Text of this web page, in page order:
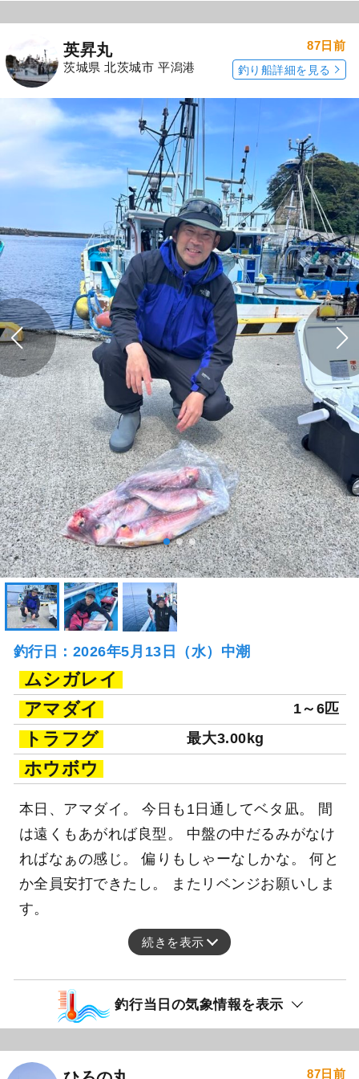
英昇丸
茨城県 北茨城市 平潟港
87日前
釣り船詳細を見る
釣行日：2026年5月13日（水）中潮
ムシガレイ
アマダイ
1～6匹
トラフグ 最大3.00kg
ホウボウ
本日、アマダイ。 今日も1日通してベタ凪。 間
は遠くもあがれば良型。 中盤の中だるみがなけ
ればなぁの感じ。 偏りもしゃーなしかな。 何と
か全員安打できたし。 またリベンジお願いしま
す。
続きを表示
釣行当日の気象情報を表示
87日前